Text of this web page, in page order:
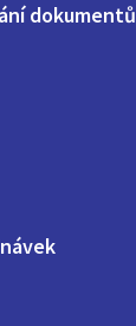
dokumentů